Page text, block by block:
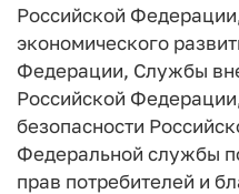
Российской
экономического
Федерации, Службы
Российской
безопасности
Федеральной службы
прав потребителей и